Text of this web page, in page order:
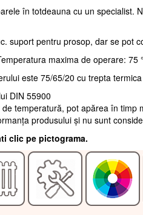
în totdeauna cu un specialist.
suport pentru prosop, dar se pot
maxima de operare: 75
este 75/65/20 cu trepta
DIN 55900
temperatură, pot apărea în
produsului și nu sunt
clic pe pictograma.